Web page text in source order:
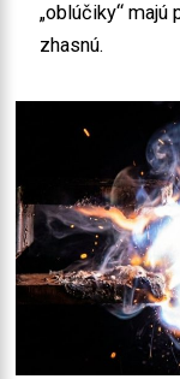
„oblúčiky“
zhasnú.